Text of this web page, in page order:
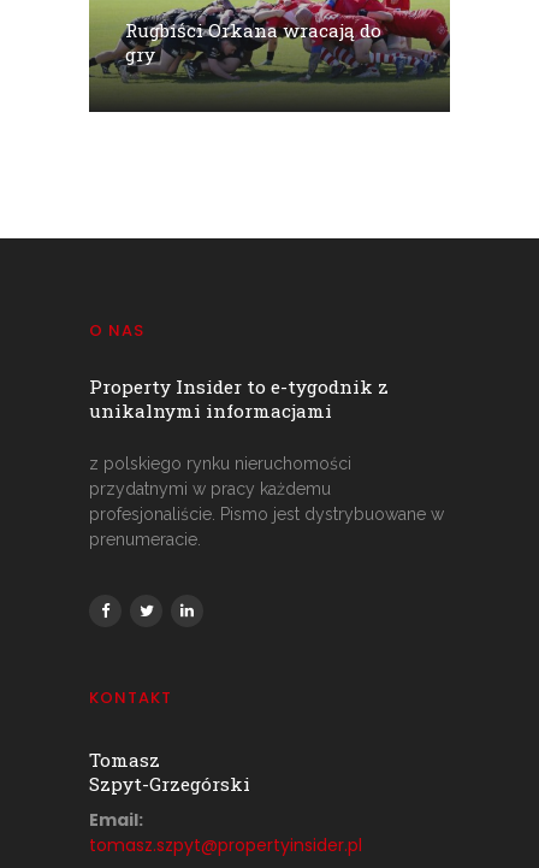
Rugbiści Orkana wracają do
gry
O NAS
Property Insider to e-tygodnik z
unikalnymi informacjami
z polskiego rynku nieruchomości
przydatnymi w pracy każdemu
profesjonaliście. Pismo jest dystrybuowane w
prenumeracie.
KONTAKT
Tomasz
Szpyt-Grzegórski
Email:
tomasz.szpyt@propertyinsider.pl